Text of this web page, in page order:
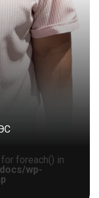
foreach() in
wp-